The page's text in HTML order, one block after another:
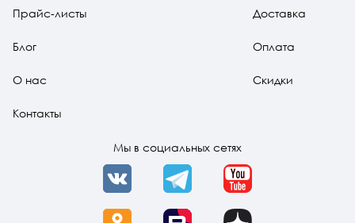
Прайс-листы
Блог
О нас
Контакты
Доставка
Оплата
Скидки
Мы в социальных сетях
VK Telegram YouTube